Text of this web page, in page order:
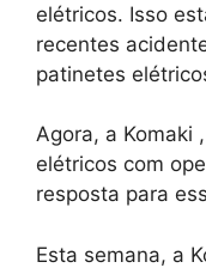
elétricos. Isso
recentes
patinetes
Agora, a Komaki
elétricos com
resposta para
Esta semana, a